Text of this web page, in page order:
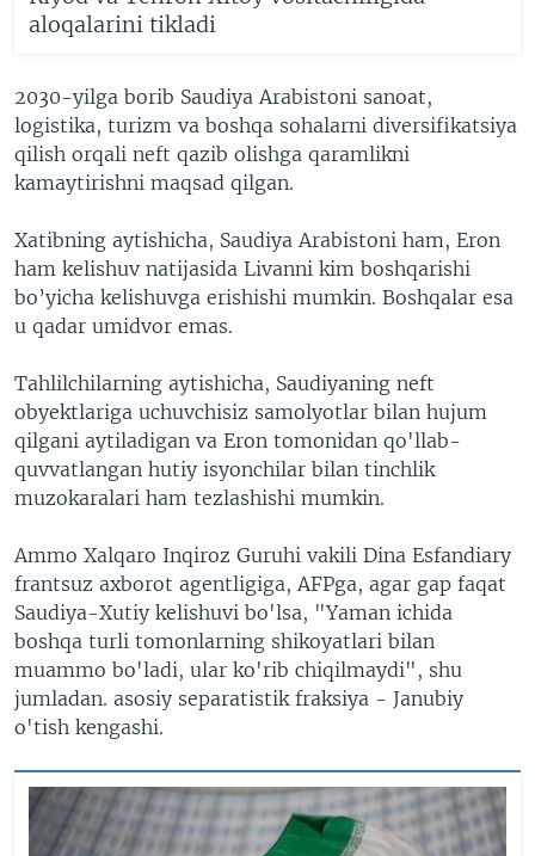
aloqalarini tikladi
2030-yilga borib Saudiya Arabistoni sanoat,
logistika, turizm va boshqa sohalarni diversifikatsiya
qilish orqali neft qazib olishga qaramlikni
kamaytirishni maqsad qilgan.
Xatibning aytishicha, Saudiya Arabistoni ham, Eron
ham kelishuv natijasida Livanni kim boshqarishi
bo’yicha kelishuvga erishishi mumkin. Boshqalar esa
u qadar umidvor emas.
Tahlilchilarning aytishicha, Saudiyaning neft
obyektlariga uchuvchisiz samolyotlar bilan hujum
qilgani aytiladigan va Eron tomonidan qo'llab-
quvvatlangan hutiy isyonchilar bilan tinchlik
muzokaralari ham tezlashishi mumkin.
Ammo Xalqaro Inqiroz Guruhi vakili Dina Esfandiary
frantsuz axborot agentligiga, AFPga, agar gap faqat
Saudiya-Xutiy kelishuvi bo'lsa, "Yaman ichida
boshqa turli tomonlarning shikoyatlari bilan
muammo bo'ladi, ular ko'rib chiqilmaydi", shu
jumladan. asosiy separatistik fraksiya - Janubiy
o'tish kengashi.